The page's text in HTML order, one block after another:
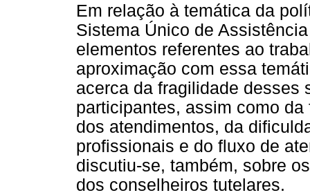
Em relação à temática da
Sistema Único de
elementos referentes ao
aproximação com essa
acerca da fragilidade desses
participantes, assim como
dos atendimentos, da
profissionais e do fluxo de
discutiu-se, também, sobre
dos conselheiros tutelares.